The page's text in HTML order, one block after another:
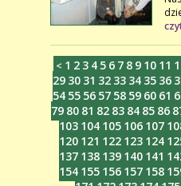
< 1 2 3 4 5 6 7 8 9 10 11
29 30 31 32 33 34 35 36
54 55 56 57 58 59 60 61
79 80 81 82 83 84 85 86
103 104 105 106 107
120 121 122 123 124
137 138 139 140 141
154 155 156 157 158